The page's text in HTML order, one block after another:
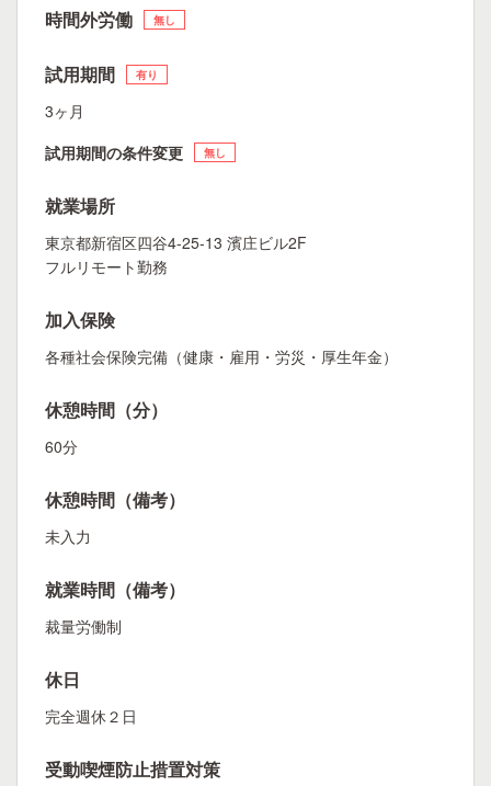
時間外労働 無し
試用期間 有り
3ヶ月
試用期間の条件変更
無し
就業場所
東京都新宿区四谷4-25-13 濱庄ビル2F
フルリモート勤務
加入保険
各種社会保険完備（健康・雇用・労災・厚生年金）
休憩時間（分）
60分
休憩時間（備考）
未入力
就業時間（備考）
裁量労働制
休日
完全週休２日
受動喫煙防止措置対策